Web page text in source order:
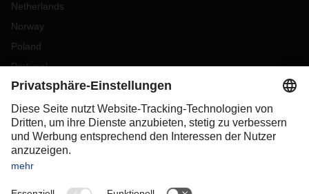
Netherlands
Norway
Poland
Portugal
Romania
Slovakia
Spain
Sweden
Switzerland